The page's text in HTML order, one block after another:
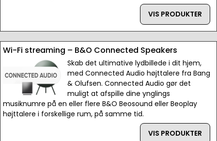
VIS PRODUKTER
Wi-Fi streaming – B&O Connected Speakers
Skab det ultimative lydbillede i dit hjem,
med Connected Audio højttalere fra Bang
& Olufsen. Connected Audio gør det
muligt at afspille dine ynglings
musiknumre på en eller flere B&O Beosound eller Beoplay
højttalere i forskellige rum, på samme tid.
VIS PRODUKTER